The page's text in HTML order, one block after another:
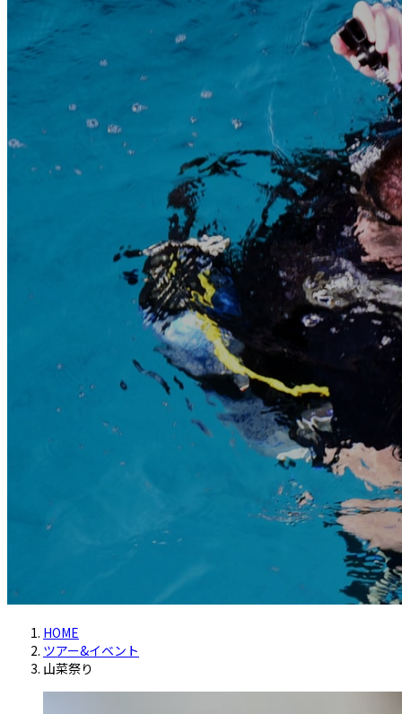
HOME
ツアー&イベント
山菜祭り